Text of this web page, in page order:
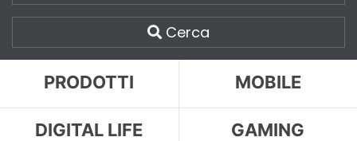
Cerca
PRODOTTI MOBILE
DIGITAL LIFE GAMING